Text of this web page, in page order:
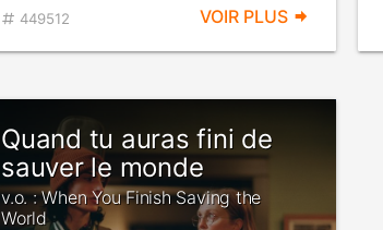
449512 VOIR PLUS
Quand tu auras fini de
sauver le monde
v.o. : When You Finish Saving the
World